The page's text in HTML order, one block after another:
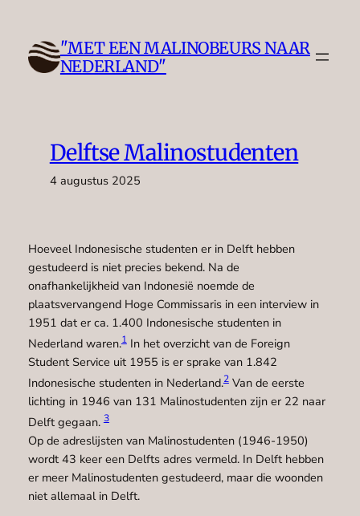
inhoud
"MET EEN MALINOBEURS NAAR
NEDERLAND"
Delftse Malinostudenten
4 augustus 2025
Hoeveel Indonesische studenten er in Delft hebben
gestudeerd is niet precies bekend. Na de
onafhankelijkheid van Indonesië noemde de
plaatsvervangend Hoge Commissaris in een interview in
1951 dat er ca. 1.400 Indonesische studenten in
Nederland waren.1In het overzicht van de Foreign
Student Service uit 1955 is er sprake van 1.842
Indonesische studenten in Nederland.2Van de eerste
lichting in 1946 van 131 Malinostudenten zijn er 22 naar
Delft gegaan.3
Op de adreslijsten van Malinostudenten (1946-1950)
wordt 43 keer een Delfts adres vermeld. In Delft hebben
er meer Malinostudenten gestudeerd, maar die woonden
niet allemaal in Delft.